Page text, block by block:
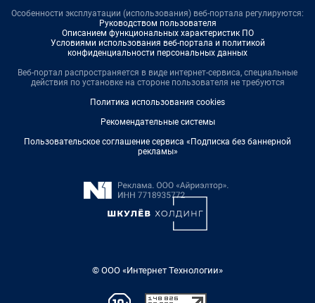
Особенности эксплуатации (использования) веб-портала регулируются:
Руководством пользователя
Описанием функциональных характеристик ПО
Условиями использования веб-портала и политикой
конфиденциальности персональных данных
Веб-портал распространяется в виде интернет-сервиса, специальные
действия по установке на стороне пользователя не требуются
Политика использования cookies
Рекомендательные системы
Пользовательское соглашение сервиса «Подписка без баннерной
рекламы»
© ООО «Интернет Технологии»